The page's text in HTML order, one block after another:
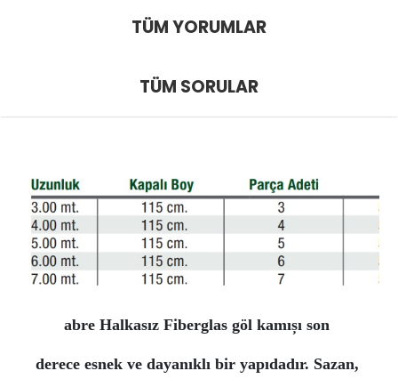
TÜM YORUMLAR
TÜM SORULAR
abre Halkasız Fiberglas göl kamıșı son
derece esnek ve dayanıklı bir yapıdadır. Sazan,